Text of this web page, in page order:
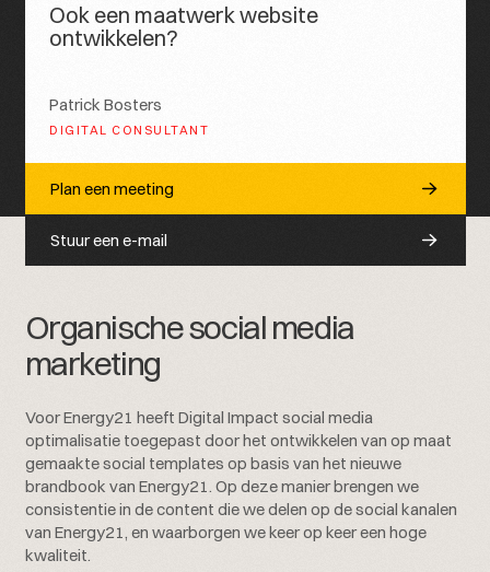
Ook een maatwerk website
ontwikkelen?
Patrick Bosters
DIGITAL CONSULTANT
Plan een meeting
Stuur een e-mail
Organische social media
marketing
Voor Energy21 heeft Digital Impact social media
optimalisatie toegepast door het ontwikkelen van op maat
gemaakte social templates op basis van het nieuwe
brandbook van Energy21. Op deze manier brengen we
consistentie in de content die we delen op de social kanalen
van Energy21, en waarborgen we keer op keer een hoge
kwaliteit.